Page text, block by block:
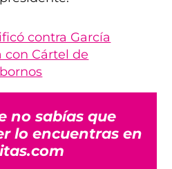
contra García
con Cártel de
no sabías que
lo encuentras en